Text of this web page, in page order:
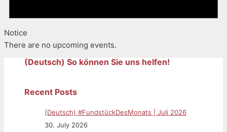
Notice
There are no upcoming events.
(Deutsch) So können Sie uns helfen!
Recent Posts
(Deutsch) #FundstückDesMonats | Juli 2026
30. July 2026